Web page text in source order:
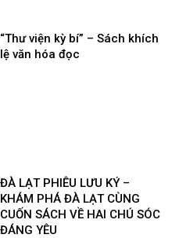
“Thư viện kỳ bí” – Sách khích
lệ văn hóa đọc
ĐÀ LẠT PHIÊU LƯU KÝ –
KHÁM PHÁ ĐÀ LẠT CÙNG
CUỐN SÁCH VỀ HAI CHÚ SÓC
ĐÁNG YÊU